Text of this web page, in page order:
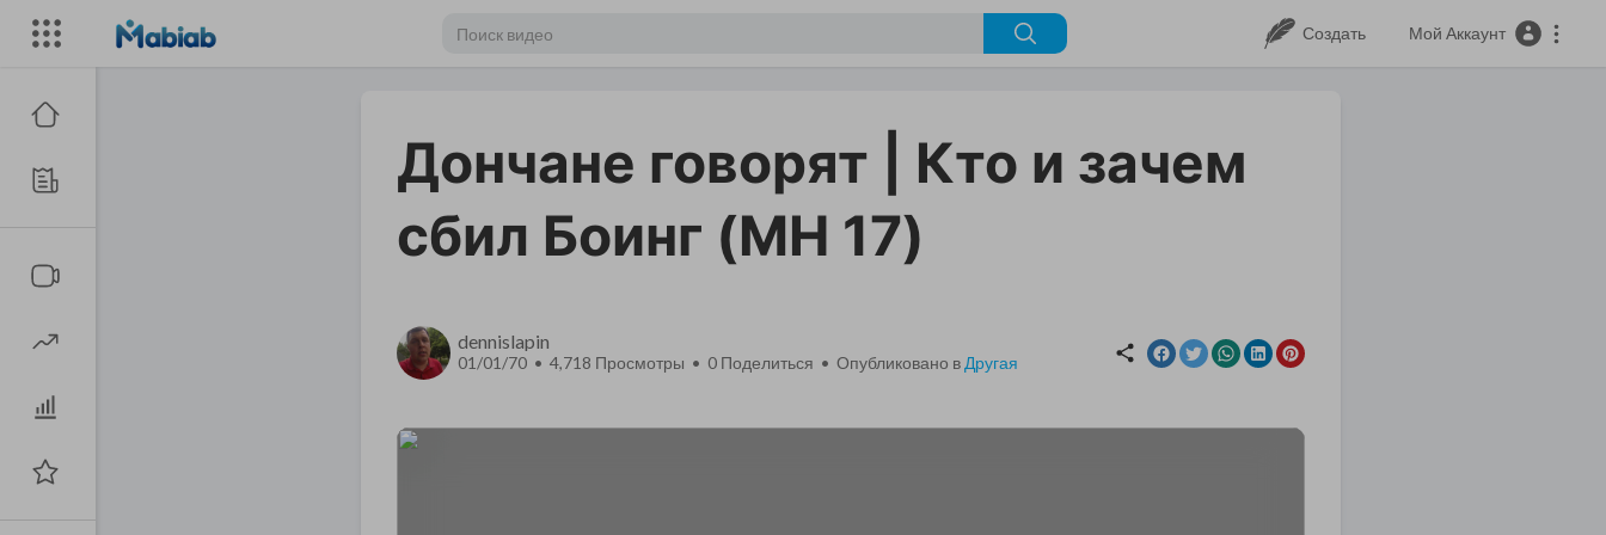
Создать Мой Аккаунт
Дончане говорят | Кто и зачем
сбил Боинг (MH 17)
dennislapin
01/01/70 • 4,718 Просмотры • 0 Поделиться • Опубликовано в Другая